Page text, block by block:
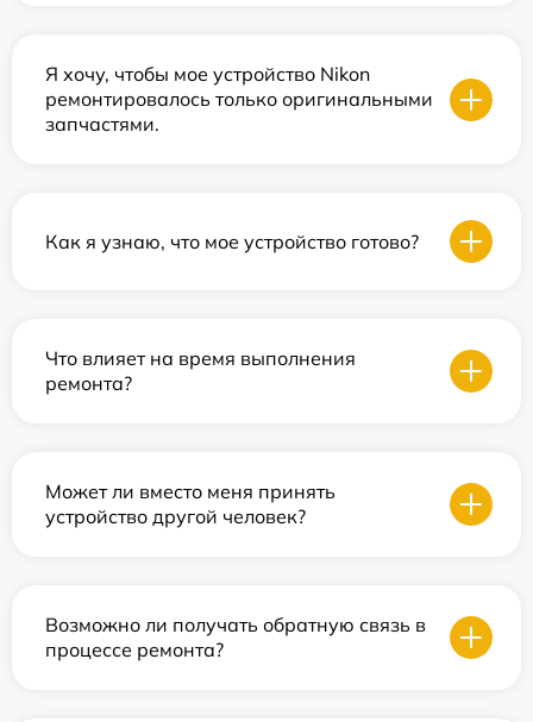
Я хочу, чтобы мое устройство Nikon
ремонтировалось только оригинальными
запчастями.
Как я узнаю, что мое устройство готово?
Что влияет на время выполнения
ремонта?
Может ли вместо меня принять
устройство другой человек?
Возможно ли получать обратную связь в
процессе ремонта?